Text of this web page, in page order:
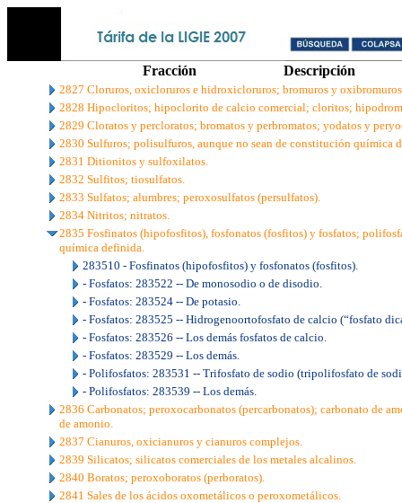
Fracción Descripción
2827 Cloruros, oxicloruros e hidroxicloruros; bromuros y
2828 Hipocloritos; hipoclorito de calcio comercial; cloritos;
2829 Cloratos y percloratos; bromatos y perbromatos; yodatos y
2830 Sulfuros; polisulfuros, aunque no sean de constitución química
2831 Ditionitos y sulfoxilatos.
2832 Sulfitos; tiosulfatos.
2833 Sulfatos; alumbres; peroxosulfatos (persulfatos).
2834 Nitritos; nitratos.
2835 Fosfinatos (hipofosfitos), fosfonatos (fosfitos) y fosfatos;
química definida.
283510 - Fosfinatos (hipofosfitos) y fosfonatos (fosfitos).
- Fosfatos: 283522 -- De monosodio o de disodio.
- Fosfatos: 283524 -- De potasio.
- Fosfatos: 283525 -- Hidrogenoortofosfato de calcio (“fosfato
- Fosfatos: 283526 -- Los demás fosfatos de calcio.
- Fosfatos: 283529 -- Los demás.
- Polifosfatos: 283531 -- Trifosfato de sodio (tripolifosfato de
- Polifosfatos: 283539 -- Los demás.
2836 Carbonatos; peroxocarbonatos (percarbonatos); carbonato de
de amonio.
2837 Cianuros, oxicianuros y cianuros complejos.
2839 Silicatos; silicatos comerciales de los metales alcalinos.
2840 Boratos; peroxoboratos (perboratos).
2841 Sales de los ácidos oxometálicos o peroxometálicos.